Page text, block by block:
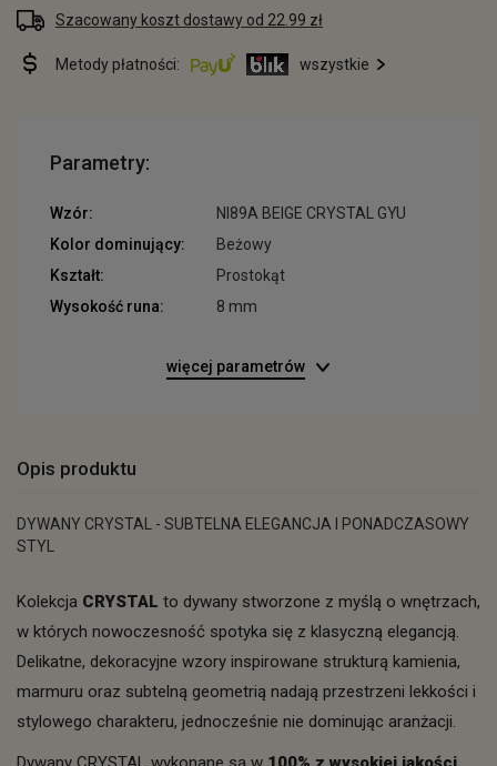
Szacowany koszt dostawy od 22.99 zł
Metody płatności: wszystkie
Parametry:
Wzór:
NI89A BEIGE CRYSTAL GYU
Kolor dominujący:
Beżowy
Kształt:
Prostokąt
Wysokość runa:
8 mm
więcej parametrów
Opis produktu
DYWANY CRYSTAL - SUBTELNA ELEGANCJA I PONADCZASOWY
STYL
Kolekcja CRYSTAL to dywany stworzone z myślą o wnętrzach,
w których nowoczesność spotyka się z klasyczną elegancją.
Delikatne, dekoracyjne wzory inspirowane strukturą kamienia,
marmuru oraz subtelną geometrią nadają przestrzeni lekkości i
stylowego charakteru, jednocześnie nie dominując aranżacji.